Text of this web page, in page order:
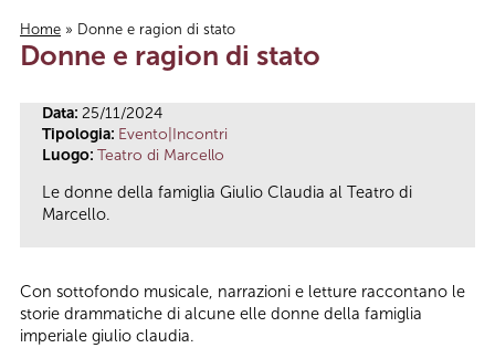
Tu sei qui
Home » Donne e ragion di stato
Donne e ragion di stato
Data: 25/11/2024
Tipologia: Evento|Incontri
Luogo: Teatro di Marcello
Le donne della famiglia Giulio Claudia al Teatro di
Marcello.
Con sottofondo musicale, narrazioni e letture raccontano le
storie drammatiche di alcune elle donne della famiglia
imperiale giulio claudia.